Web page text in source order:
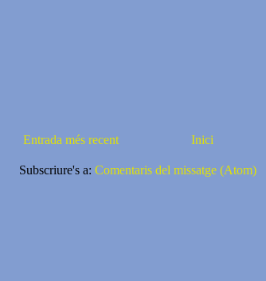
Entrada més recent Inici
Subscriure's a: Comentaris del missatge (Atom)